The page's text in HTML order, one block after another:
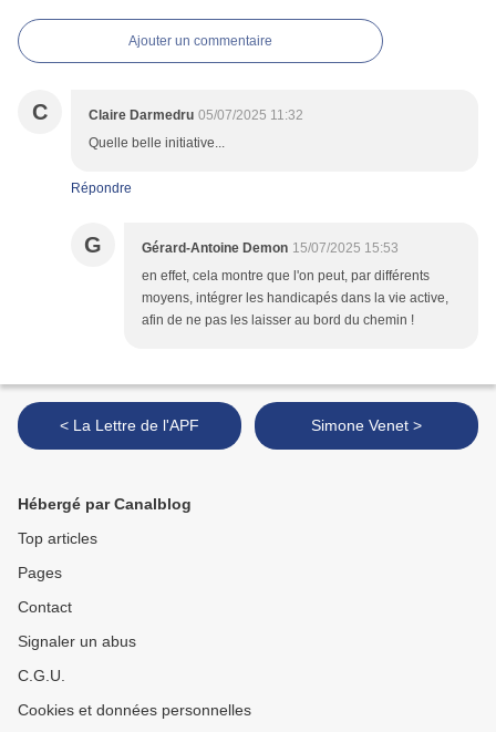
Ajouter un commentaire
C Claire Darmedru 05/07/2025 11:32
Quelle belle initiative...
Répondre
G Gérard-Antoine Demon 15/07/2025 15:53
en effet, cela montre que l'on peut, par différents
moyens, intégrer les handicapés dans la vie active,
afin de ne pas les laisser au bord du chemin !
< La Lettre de l'APF Simone Venet >
Hébergé par Canalblog
Top articles
Pages
Contact
Signaler un abus
C.G.U.
Cookies et données personnelles